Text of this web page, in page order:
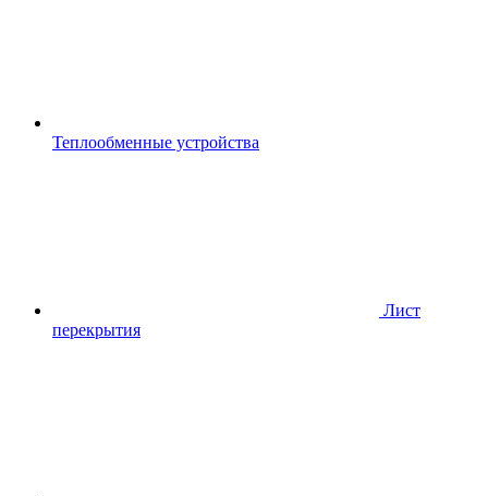
Теплообменные устройства
Лист
перекрытия